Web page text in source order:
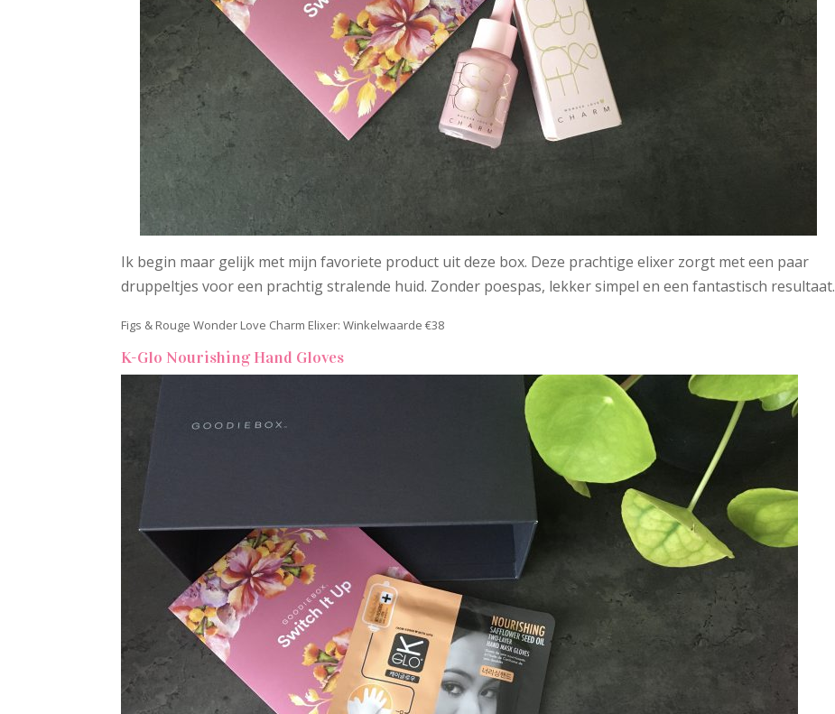
Ik begin maar gelijk met mijn favoriete product uit deze box. Deze prachtige elixer zorgt met een paar
druppeltjes voor een prachtig stralende huid. Zonder poespas, lekker simpel en een fantastisch resultaat.
Figs & Rouge Wonder Love Charm Elixer: Winkelwaarde €38
K-Glo Nourishing Hand Gloves